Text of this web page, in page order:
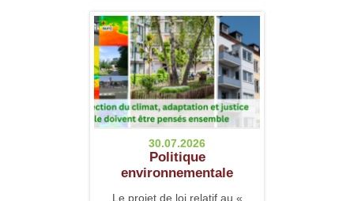
30.07.2026
Politique
environnementale
Le projet de loi relatif au «